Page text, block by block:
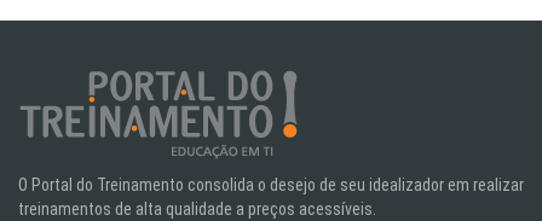
O Portal do Treinamento consolida o desejo de seu idealizador em realizar
treinamentos de alta qualidade a preços acessíveis.